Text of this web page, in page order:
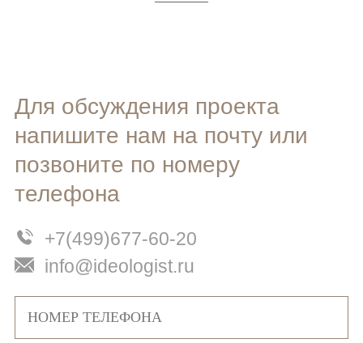
Для обсуждения проекта
напишите нам на почту или
позвоните по номеру
телефона
+7(499)677-60-20
info@ideologist.ru